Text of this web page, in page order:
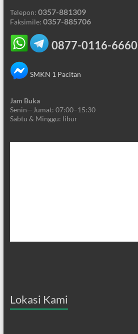
Telepon: 0357-881309
Faksimile: 0357-885706
0877-0116-6660
SMKN 1 Pacitan
Jam Buka
Senin—Jumat: 07:00–15:30
Sabtu & Minggu: libur
Lokasi Kami